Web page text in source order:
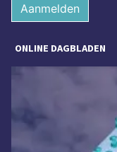
Aanmelden
ONLINE DAGBLADEN